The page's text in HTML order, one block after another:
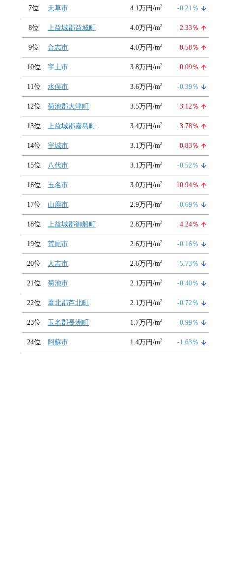
7位 天草市 4.1万円/m2 -0.21％
8位 上益城郡益城町 4.0万円/m2 2.33％
9位 合志市 4.0万円/m2 0.58％
10位 宇土市 3.8万円/m2 0.09％
11位 水俣市 3.6万円/m2 -0.39％
12位 菊池郡大津町 3.5万円/m2 3.12％
13位 上益城郡嘉島町 3.4万円/m2 3.78％
14位 宇城市 3.1万円/m2 0.83％
15位 八代市 3.1万円/m2 -0.52％
16位 玉名市 3.0万円/m2 10.94％
17位 山鹿市 2.9万円/m2 -0.69％
18位 上益城郡御船町 2.8万円/m2 4.24％
19位 荒尾市 2.6万円/m2 -0.16％
20位 人吉市 2.6万円/m2 -5.73％
21位 菊池市 2.1万円/m2 -0.40％
22位 葦北郡芦北町 2.1万円/m2 -0.72％
23位 玉名郡長洲町 1.7万円/m2 -0.99％
24位 阿蘇市 1.4万円/m2 -1.63％